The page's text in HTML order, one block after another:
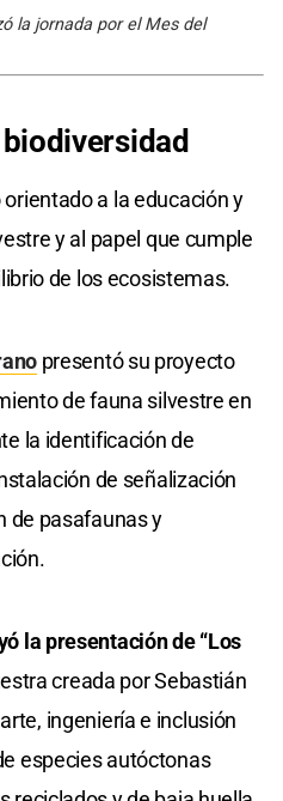
la jornada por el Mes del
a la educación y
y al papel que cumple
de los ecosistemas.
presentó su proyecto
de fauna silvestre en
la identificación de
de señalización
de pasafaunas y
la presentación de “Los
creada por Sebastián
ingeniería e inclusión
especies autóctonas